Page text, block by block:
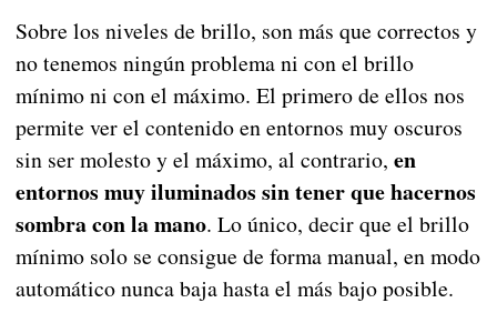
Sobre los niveles de brillo, son más que correctos y
no tenemos ningún problema ni con el brillo
mínimo ni con el máximo. El primero de ellos nos
permite ver el contenido en entornos muy oscuros
sin ser molesto y el máximo, al contrario, en
entornos muy iluminados sin tener que hacernos
sombra con la mano. Lo único, decir que el brillo
mínimo solo se consigue de forma manual, en modo
automático nunca baja hasta el más bajo posible.